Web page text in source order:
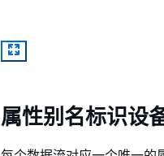
属性别名标识设